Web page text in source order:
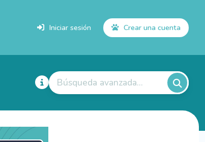
Iniciar sesión Crear una cuenta
Búsqueda avanzada...